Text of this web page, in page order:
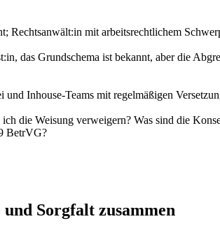
Rechtsanwält:in mit arbeitsrechtlichem
das Grundschema ist bekannt, aber die
Inhouse-Teams mit regelmäßigen
die Weisung verweigern? Was sind die
BetrVG?
und Sorgfalt zusammen